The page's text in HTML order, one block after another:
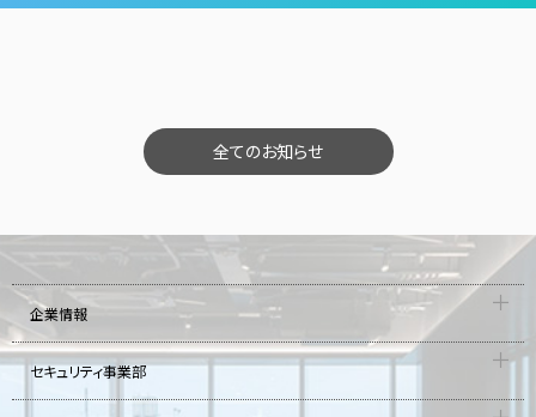
全てのお知らせ
企業情報
セキュリティ事業部